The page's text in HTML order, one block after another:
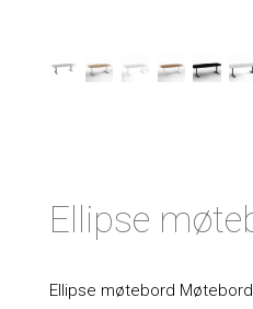
Ellipse
Ellipse møtebord